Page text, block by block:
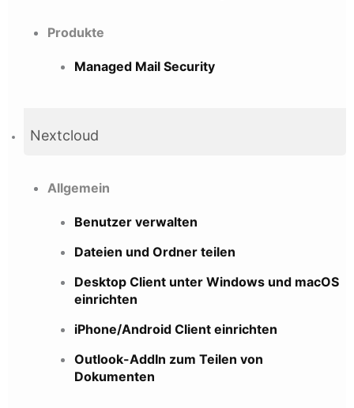
Produkte
Managed Mail Security
Nextcloud
Allgemein
Benutzer verwalten
Dateien und Ordner teilen
Desktop Client unter Windows und macOS
einrichten
iPhone/Android Client einrichten
Outlook-AddIn zum Teilen von
Dokumenten